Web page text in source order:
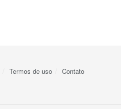
Termos de uso Contato